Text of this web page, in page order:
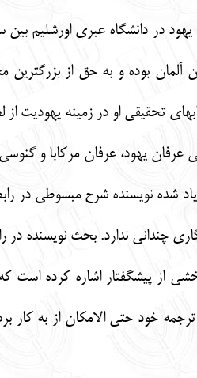
آلمان بوده و به حق از
تحقیقی او در زمینه یهودیت
یهود، عرفان مرکابا و
شده نویسنده شرح مبسوطی در
چندانی ندارد. بحث نویسنده در
از پیشگفتار اشاره کرده
خود حتی الامکان از به کار